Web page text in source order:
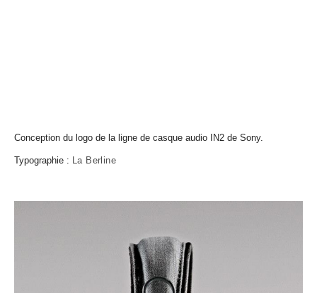
Conception du logo de la ligne de casque audio IN2 de Sony.
Typographie : La Berline